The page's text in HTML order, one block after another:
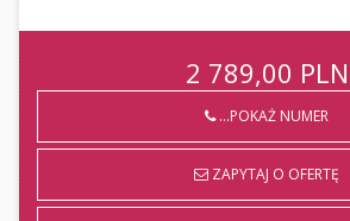
2 789,00 PLN
...POKAŻ NUMER
ZAPYTAJ O OFERTĘ